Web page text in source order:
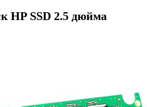
HP SSD 2.5 дюйма